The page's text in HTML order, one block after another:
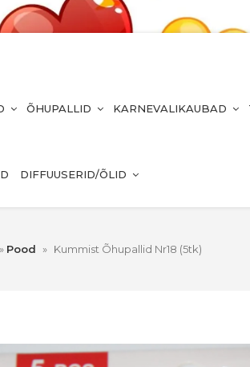
ÕHUPALLID KARNEVALIKAUBAD
DIFFUUSERID/ÕLID
» Pood » Kummist Õhupallid Nr18 (5tk)